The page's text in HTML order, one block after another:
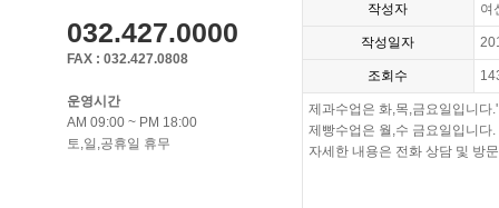
032.427.0000
FAX : 032.427.0808
운영시간
AM 09:00 ~ PM 18:00
토,일,공휴일 휴무
작성자 여
작성일자
조회수
제과수업은 화,목,금요일입니다.'
제빵수업은 월,수 금요일입니다.
자세한 내용은 전화 상담 및 방